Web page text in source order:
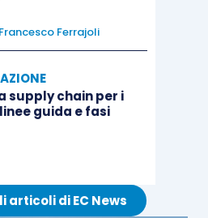
spese sostenute dal
2021:
spetta nella misura del
gli interventi interessano
con un’
al 25%
dell’edificio medesimo;
Francesco Ferrajoli
supply chain per i
guida e fasi
articoli di EC News